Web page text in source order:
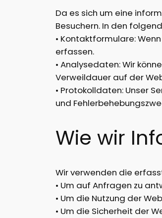
Da es sich um eine
Besuchern. In den
• Kontaktformulare:
erfassen.
• Analysedaten: Wir
Verweildauer auf der
• Protokolldaten: Unser
und
Wie wir
Wir verwenden die
• Um auf Anfragen zu
• Um die Nutzung der
• Um die Sicherheit der